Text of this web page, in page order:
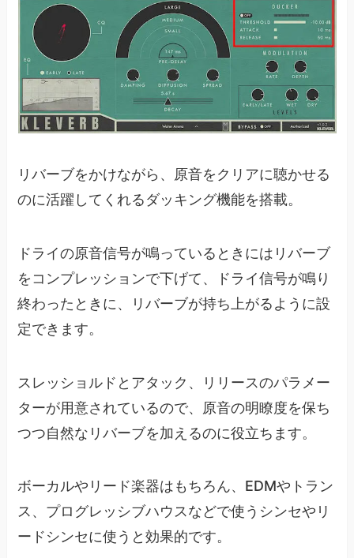
リバーブをかけながら、原音をクリアに聴かせる
のに活躍してくれるダッキング機能を搭載。
ドライの原音信号が鳴っているときにはリバーブ
をコンプレッションで下げて、ドライ信号が鳴り
終わったときに、リバーブが持ち上がるように設
定できます。
スレッショルドとアタック、リリースのパラメー
ターが用意されているので、原音の明瞭度を保ち
つつ自然なリバーブを加えるのに役立ちます。
ボーカルやリード楽器はもちろん、EDMやトラン
ス、プログレッシブハウスなどで使うシンセやリ
ードシンセに使うと効果的です。